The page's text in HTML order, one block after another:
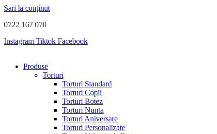
Sari la conținut
0722 167 070
Instagram Tiktok Facebook
Produse
Torturi
Torturi Standard
Torturi Copii
Torturi Botez
Torturi Nunta
Torturi Aniversare
Torturi Personalizate